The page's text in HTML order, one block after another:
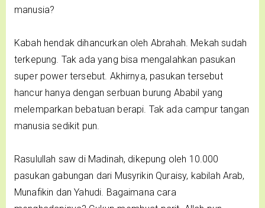
manusia?
Kabah hendak dihancurkan oleh Abrahah. Mekah sudah
terkepung. Tak ada yang bisa mengalahkan pasukan
super power tersebut. Akhirnya, pasukan tersebut
hancur hanya dengan serbuan burung Ababil yang
melemparkan bebatuan berapi. Tak ada campur tangan
manusia sedikit pun.
Rasulullah saw di Madinah, dikepung oleh 10.000
pasukan gabungan dari Musyrikin Quraisy, kabilah Arab,
Munafikin dan Yahudi. Bagaimana cara